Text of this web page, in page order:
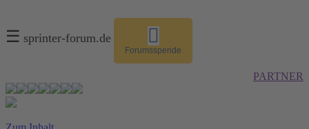
☰ sprinter-forum.de
Forumsspende
PARTNER